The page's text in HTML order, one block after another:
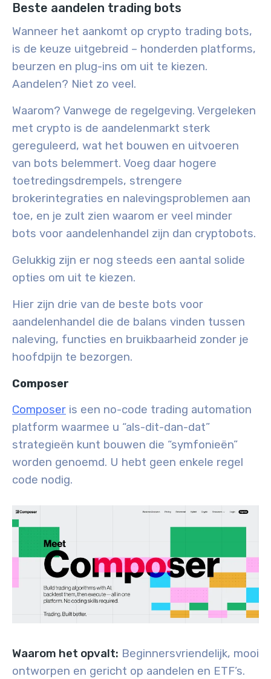
Beste aandelen trading bots
Wanneer het aankomt op crypto trading bots,
is de keuze uitgebreid – honderden platforms,
beurzen en plug-ins om uit te kiezen.
Aandelen? Niet zo veel.
Waarom? Vanwege de regelgeving. Vergeleken
met crypto is de aandelenmarkt sterk
gereguleerd, wat het bouwen en uitvoeren
van bots belemmert. Voeg daar hogere
toetredingsdrempels, strengere
brokerintegraties en nalevingsproblemen aan
toe, en je zult zien waarom er veel minder
bots voor aandelenhandel zijn dan cryptobots.
Gelukkig zijn er nog steeds een aantal solide
opties om uit te kiezen.
Hier zijn drie van de beste bots voor
aandelenhandel die de balans vinden tussen
naleving, functies en bruikbaarheid zonder je
hoofdpijn te bezorgen.
Composer
Composer is een no-code trading automation
platform waarmee u “als-dit-dan-dat”
strategieën kunt bouwen die “symfonieën”
worden genoemd. U hebt geen enkele regel
code nodig.
Waarom het opvalt: Beginnersvriendelijk, mooi
ontworpen en gericht op aandelen en ETF’s.